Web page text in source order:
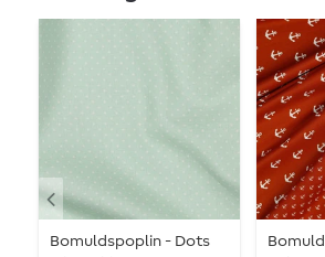
Bomuldspoplin - Dots